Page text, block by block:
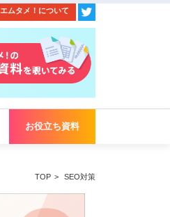
エムタメ！について
お役立ち資料
TOP SEO対策